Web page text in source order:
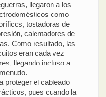
llegaron a los
como
tostadoras de
calentadores de
Como resultado, las
eran cada vez
llegando incluso a
proteger el cableado
pues cuando la